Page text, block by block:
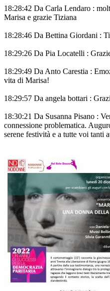
18:28:42 Da Carla Lendaro :
Marisa e grazie Tiziana
18:28:46 Da Bettina Giordani :
18:29:26 Da Pia Locatelli :
18:29:49 Da Anto Carestia :
vita di Marisa!
18:29:57 Da angela bottari :
18:30:21 Da Susanna Pisano :
connessione problematica.
serene festività e a tutte voi tanti